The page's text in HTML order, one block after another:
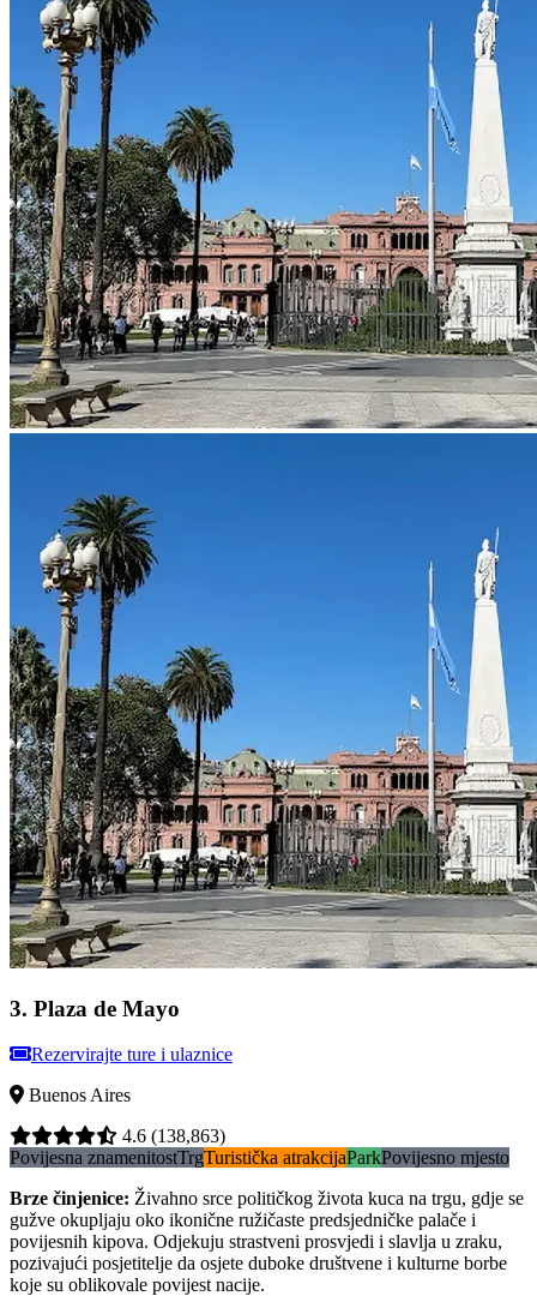
3. Plaza de Mayo
Rezervirajte ture i ulaznice
Buenos Aires
4.6 (138,863)
Povijesna znamenitostTrgTuristička atrakcijaParkPovijesno mjesto
Brze činjenice: Živahno srce političkog života kuca na trgu, gdje se
gužve okupljaju oko ikonične ružičaste predsjedničke palače i
povijesnih kipova. Odjekuju strastveni prosvjedi i slavlja u zraku,
pozivajući posjetitelje da osjete duboke društvene i kulturne borbe
koje su oblikovale povijest nacije.